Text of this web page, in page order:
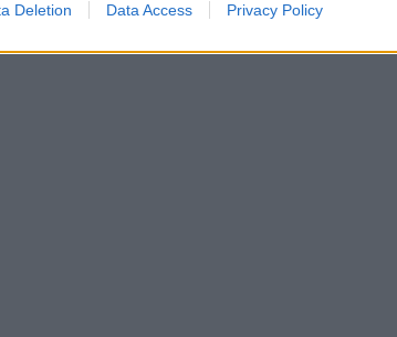
Deletion Data Access Privacy Policy